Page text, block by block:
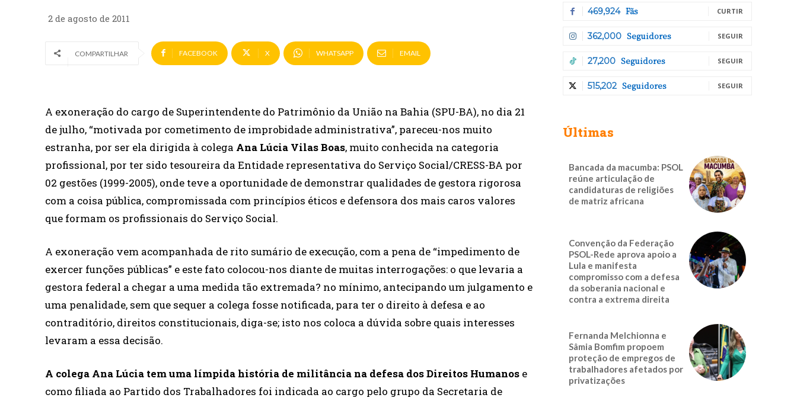
2 de agosto de 2011
COMPARTILHAR FACEBOOK X WHATSAPP EMAIL
A exoneração do cargo de Superintendente do Patrimônio da União na Bahia (SPU-BA), no dia 21
de julho, “motivada por cometimento de improbidade administrativa”, pareceu-nos muito
estranha, por ser ela dirigida à colega Ana Lúcia Vilas Boas, muito conhecida na categoria
profissional, por ter sido tesoureira da Entidade representativa do Serviço Social/CRESS-BA por
02 gestões (1999-2005), onde teve a oportunidade de demonstrar qualidades de gestora rigorosa
com a coisa pública, compromissada com princípios éticos e defensora dos mais caros valores
que formam os profissionais do Serviço Social.
A exoneração vem acompanhada de rito sumário de execução, com a pena de “impedimento de
exercer funções públicas” e este fato colocou-nos diante de muitas interrogações: o que levaria a
gestora federal a chegar a uma medida tão extremada? no mínimo, antecipando um julgamento e
uma penalidade, sem que sequer a colega fosse notificada, para ter o direito à defesa e ao
contraditório, direitos constitucionais, diga-se; isto nos coloca a dúvida sobre quais interesses
levaram a essa decisão.
A colega Ana Lúcia tem uma límpida história de militância na defesa dos Direitos Humanos e
como filiada ao Partido dos Trabalhadores foi indicada ao cargo pelo grupo da Secretaria de
469,924 Fãs CURTIR
362,000 Seguidores SEGUIR
27,200 Seguidores SEGUIR
515,202 Seguidores SEGUIR
Últimas
Bancada da macumba: PSOL
reúne articulação de
candidaturas de religiões
de matriz africana
Convenção da Federação
PSOL-Rede aprova apoio a
Lula e manifesta
compromisso com a defesa
da soberania nacional e
contra a extrema direita
Fernanda Melchionna e
Sâmia Bomfim propoem
proteção de empregos de
trabalhadores afetados por
privatizações